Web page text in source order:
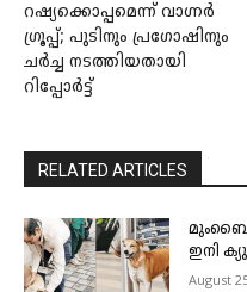
റഷ്യക്കൊപ്പമെന്ന് വാഗ്നര്‍
ഗ്രൂപ്പ്; പുടിനും പ്രഗോഷിനും
ചര്‍ച്ച നടത്തിയതായി
റിപ്പോര്‍ട്ട്
RELATED ARTICLES
ഇനി
August